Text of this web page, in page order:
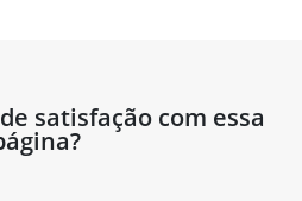
satisfação com essa